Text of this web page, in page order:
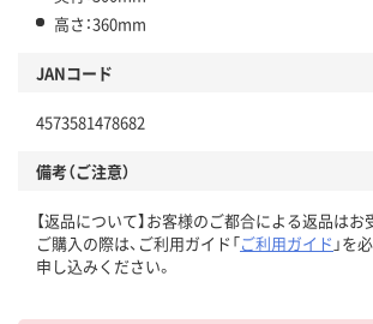
高さ：360mm
JANコード
4573581478682
備考（ご注意）
【返品について】お客様のご都合による返品はお
ご購入の際は、ご利用ガイド「ご利用ガイド 」を
申し込みください。